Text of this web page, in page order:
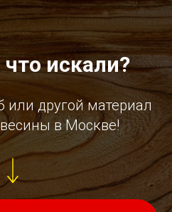
искали?
или другой материал
в Москве!